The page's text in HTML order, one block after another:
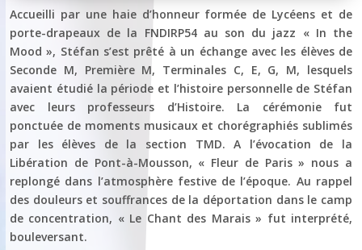
Accueilli par une haie d’honneur formée de Lycéens et de
porte-drapeaux de la FNDIRP54 au son du jazz « In the
Mood », Stéfan s’est prêté à un échange avec les élèves de
Seconde M, Première M, Terminales C, E, G, M, lesquels
avaient étudié la période et l’histoire personnelle de Stéfan
avec leurs professeurs d’Histoire. La cérémonie fut
ponctuée de moments musicaux et chorégraphiés sublimés
par les élèves de la section TMD. A l’évocation de la
Libération de Pont-à-Mousson, « Fleur de Paris » nous a
replongé dans l’atmosphère festive de l’époque. Au rappel
des douleurs et souffrances de la déportation dans le camp
de concentration, « Le Chant des Marais » fut interprété,
bouleversant.